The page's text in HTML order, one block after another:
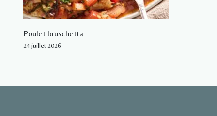
Poulet bruschetta
24 juillet 2026